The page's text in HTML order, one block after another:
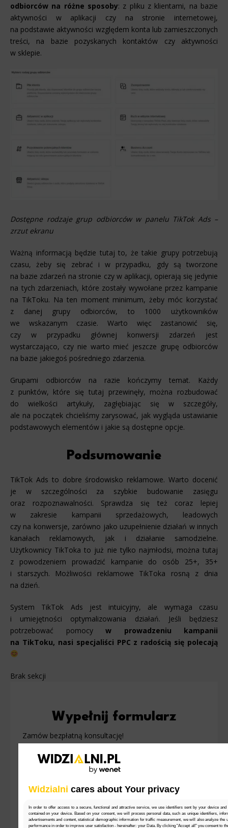
Widzialni cares about Your privacy
In order to offer access to a secure, functional and attractive service, we use identifiers sent by your device
contained on your device. Based on your consent, we will process personal data, such as unique identifiers,
advertisements and content, statistical demographic information for traffic measurement, we will also analyze the
performance in order to improve user satisfaction - hereinafter: your Data. By clicking "Accept all" you consent to
Wypełnij formularz
Zamów bezpłatną konsultację!
odbiorców na różne sposoby: z pliku z klientami, na bazie
aktywności w aplikacji czy na stronie internetowej,
na podstawie aktywności względem konta lub zamieszczonych
treści, na bazie pozyskanych kontaktów czy aktywności
w sklepie.
Dostępne rodzaje grup odbiorców w panelu TikTok Ads –
zrzut ekranu
Ważną informacją będzie tutaj to, że takie grupy potrzebują
czasu, żeby się zebrać i w przypadku, gdy są tworzone
na bazie zdarzeń na stronie czy w aplikacji, opierają się jedynie
na tych zdarzeniach, które zostały wywołane przez kampanie
na TikToku. Na ten moment minimum, żeby móc korzystać
z danej grupy odbiorców, to 1000 użytkowników
we wskazanym czasie. Warto więc zastanowić się,
czy w przypadku głównej konwersji zdarzeń jest
wystarczająco, czy nie warto mieć jeszcze grupę odbiorców
na bazie jakiegoś pośredniego zdarzenia.
Grupami odbiorców na razie kończymy temat. Każdy
z punktów, które się tutaj przewinęły, można rozbudować
do wielkości artykuły, zagłębiając się w szczegóły,
ale na początek chcieliśmy zarysować, jak wygląda ustawianie
podstawowych elementów i jakie są dostępne opcje.
Podsumowanie
TikTok Ads to dobre środowisko reklamowe. Warto docenić
je w szczególności za szybkie budowanie zasięgu
oraz rozpoznawalności. Sprawdza się też coraz lepiej
w zakresie kampanii sprzedażowych, leadowych
czy na konwersje, zarówno jako uzupełnienie działań w innych
kanałach reklamowych, jak i działanie samodzielne.
Użytkownicy TikToka to już nie tylko najmłodsi, można tutaj
z powodzeniem prowadzić kampanie do osób 25+, 35+
i starszych. Możliwości reklamowe TikToka rosną z dnia
na dzień.
System TikTok Ads jest intuicyjny, ale wymaga czasu
i umiejętności optymalizowania działań. Jeśli będziesz
potrzebować pomocy w prowadzeniu kampanii
na TikToku, nasi specjaliści PPC z radością się polecają
Brak sekcji